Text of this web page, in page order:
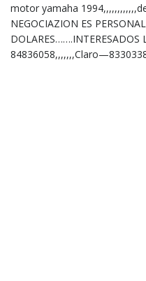
motor yamaha
NEGOCIAZION ES